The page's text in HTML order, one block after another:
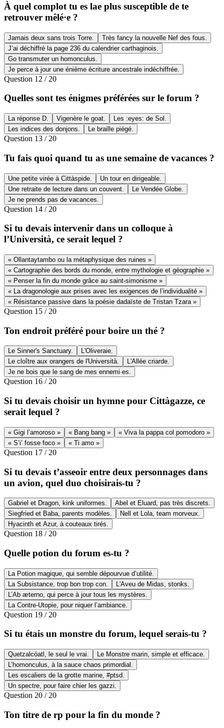
À quel complot tu es lae plus susceptible de te
retrouver mêlé·e ?
Jamais deux sans trois Torre.
Très fancy la nouvelle Nef des fous.
J’ai déchiffré la page 236 du calendrier carthaginois.
Go transmuter un homonculus.
Je perce à jour une énième écriture ancestrale indéchiffrée.
Question 12 / 20
Quelles sont tes énigmes préférées sur le forum ?
La réponse D. Vigenère le goat.
Les :eyes: de Sol.
Les indices des donjons.
Le braille piégé.
Question 13 / 20
Tu fais quoi quand tu as une semaine de vacances ?
Une petite virée à Cittàspide.
Un tour en dirigeable.
Une retraite de lecture dans un couvent.
Le Vendée Globe.
Je ne prends pas de vacances.
Question 14 / 20
Si tu devais intervenir dans un colloque à
l’Università, ce serait lequel ?
« Ollantaytambo ou la métaphysique des ruines »
« Cartographie des bords du monde, entre mythologie et géographie »
« Penser la fin du monde grâce au saint-simonisme »
« La dragonologie aux prises avec les exigences de l’individualité »
« Résistance passive dans la poésie dadaïste de Tristan Tzara »
Question 15 / 20
Ton endroit préféré pour boire un thé ?
Le Sinner's Sanctuary.
L'Oliveraie.
Le cloître aux orangers de l'Università.
L'Allée criarde.
Je ne bois que le sang de mes ennemi·es.
Question 16 /20
Si tu devais choisir un hymne pour Cittàgazze, ce
serait lequel ?
« Gigi l’amoroso » « Bang bang »
« Viva la pappa col pomodoro »
« S’i’ fosse foco »
« Ti amo »
Question 17 / 20
Si tu devais t’asseoir entre deux personnages dans
un avion, quel duo choisirais-tu ?
Gabriel et Dragon, kink uniformes.
Abel et Eluard, pas très discrets.
Siegfried et Baba, parents modèles.
Nell et Lola, team morveux.
Hyacinth et Azur, à couteaux tirés.
Question 18 / 20
Quelle potion du forum es-tu ?
La Potion magique, qui semble dépourvue d’utilité.
La Subsistance, trop bon trop con.
L'Aveu de Midas, stonks.
L’Ab æterno, qui perce à jour tous les mystères.
La Contre-Utopie, pour niquer l’ambiance.
Question 19 / 20
Si tu étais un monstre du forum, lequel serais-tu ?
Quetzalcóatl, le seul le vrai.
Le Monstre marin, simple et efficace.
L’homonculus, à la sauce chaos primordial.
Les escaliers de la grotte marine, #ptsd.
Un spectre, pour faire chier les gazzi.
Question 20 / 20
Ton titre de rp pour la fin du monde ?